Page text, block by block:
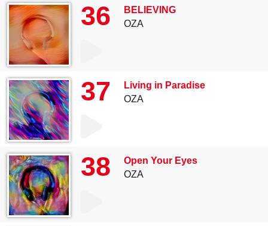
36
BELIEVING
OZA
37
Living in Paradise
OZA
38
Open Your Eyes
OZA